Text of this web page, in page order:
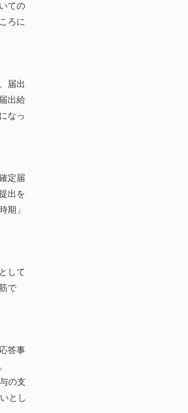
ての
ろに
届出
出給
なっ
定届
出を
期」
して
で
答事
の支
とし